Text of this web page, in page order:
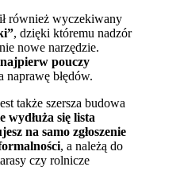
również wyczekiwany
, dzięki któremu nadzór
nowe narzędzie.
pouczy
naprawę błędów.
także szersza budowa
wydłuża się lista
na samo zgłoszenie
, a należą do
czy rolnicze